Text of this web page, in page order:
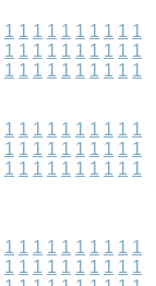
1 1 1 1 1 1 1 1 1 1
1 1 1 1 1 1 1 1 1 1
1 1 1 1 1 1 1 1 1 1
1 1 1 1 1 1 1 1 1 1
1 1 1 1 1 1 1 1 1 1
1 1 1 1 1 1 1 1 1 1
1 1 1 1 1 1 1 1 1 1
1 1 1 1 1 1 1 1 1 1